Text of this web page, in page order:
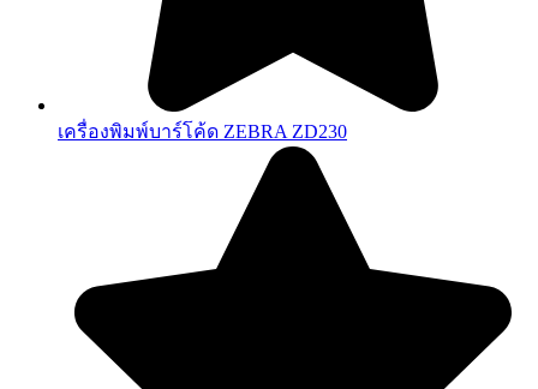
เครื่องพิมพ์บาร์โค้ด ZEBRA ZD230